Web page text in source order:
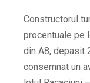
Constructorul
procentuale pe
din A8, depasit
consemnat un